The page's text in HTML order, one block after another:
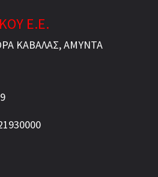
Ε.Ε.
ΚΑΒΑΛΑΣ, ΑΜΥΝΤΑ